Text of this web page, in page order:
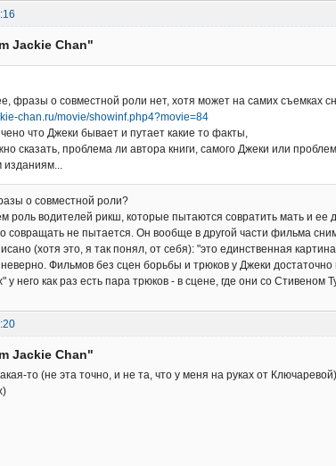
Jackie Chan"
фразы о совместной роли нет, хотя может на самих съемках
chan.ru/movie/showinf.php4?movie=84
что Джеки бывает и путает какие то факты,
сказать, проблема ли автора книги, самого Джеки или
о совместной роли?
роль водителей рикш, которые пытаются совратить мать и ее
совращать не пытается. Он вообще в другой части фильма
(хотя это, я так понял, от себя): "это единственная
Фильмов без сцен борьбы и трюков у Джеки
него как раз есть пара трюков - в сцене, где они со Стивеном
Jackie Chan"
то (не эта точно, и не та, что у меня на руках от